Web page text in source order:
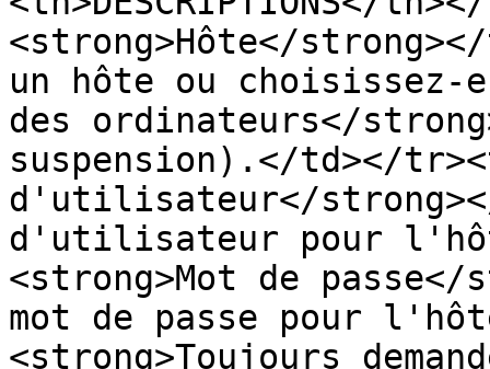
<strong>Hôte</
un hôte ou choisissez-
des ordinateurs</
suspension).</td></
d'utilisateur</
d'utilisateur pour
<strong>Mot de
mot de passe pour
<strong>Toujours